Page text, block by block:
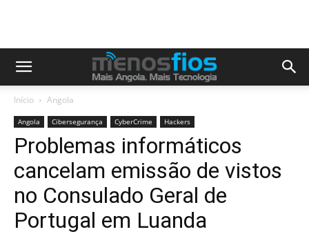
Início Angola
Angola Cibersegurança CyberCrime Hackers
Problemas informáticos
cancelam emissão de vistos
no Consulado Geral de
Portugal em Luanda